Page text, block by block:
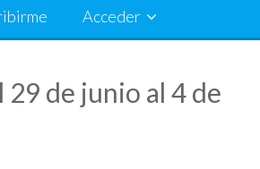
Acceder
de junio al 4 de